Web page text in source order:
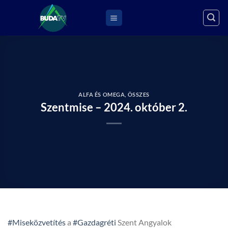
ALFA ÉS OMEGA ÖSSZES
Szentmise – 2024. október 2.
#Miseközvetítésa #Gazdagréti Szent Angyalok